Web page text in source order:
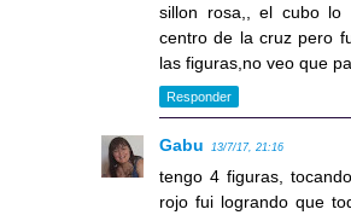
sillon rosa,, el cubo lo
centro de la cruz pero
las figuras,no veo que
Responder
Gabu 13/7/17, 21:16
tengo 4 figuras,
rojo fui logrando que